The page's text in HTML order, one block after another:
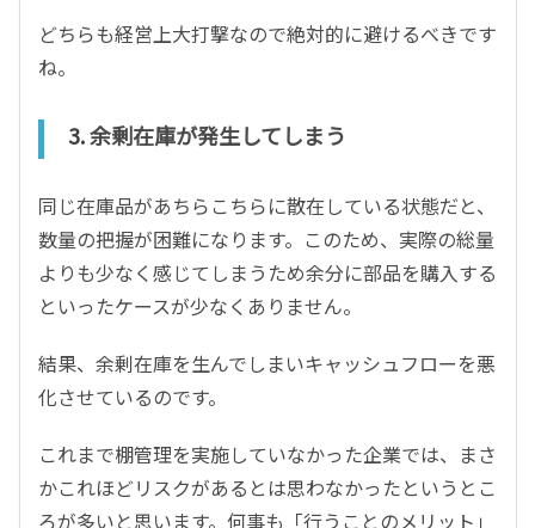
どちらも経営上大打撃なので絶対的に避けるべきです
ね。
3.余剰在庫が発生してしまう
同じ在庫品があちらこちらに散在している状態だと、
数量の把握が困難になります。このため、実際の総量
よりも少なく感じてしまうため余分に部品を購入する
といったケースが少なくありません。
結果、余剰在庫を生んでしまいキャッシュフローを悪
化させているのです。
これまで棚管理を実施していなかった企業では、まさ
かこれほどリスクがあるとは思わなかったというとこ
ろが多いと思います。何事も「行うことのメリット」